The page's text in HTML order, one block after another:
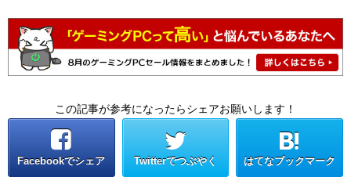
この記事が参考になったらシェアお願いします！
Facebookでシェア Twitterでつぶやく はてなブックマーク